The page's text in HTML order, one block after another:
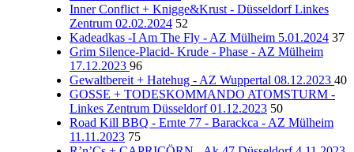
Inner Conflict + Knigge&Krust - Düsseldorf Linkes
Zentrum 02.02.2024 52
Kadeadkas -I Am The Fly - AZ Mülheim 5.01.2024 37
Grim Silence-Placid- Krude - Phase - AZ Mülheim
17.12.2023 96
Gewaltbereit + Hatehug - AZ Wuppertal 08.12.2023 40
GOSSE + TODESKOMMANDO ATOMSTURM -
Linkes Zentrum Düsseldorf 01.12.2023 50
Road Kill BBQ - Ernte 77 - Barackca - AZ Mülheim
11.11.2023 75